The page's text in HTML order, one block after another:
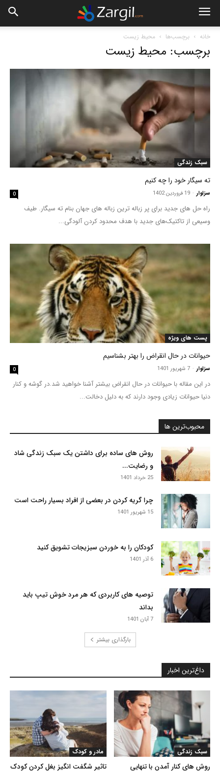
خانه برچسب‌ها محیط زیست
برچسب: محیط زیست
سبک زندگی
ته سیگار خود را چه کنیم
سزاوار - 19 فروردین 1402 0
راه حل های جدید برای پر زباله ترین زباله های جهان بنام ته سیگار. طیف
وسیعی از تاکتیک‌های جدید با هدف محدود کردن آلودگی...
پست های ویژه
حیوانات در حال انقراض را بهتر بشناسیم
سزاوار - 7 شهریور 1401 0
در این مقاله با حیوانات در حال انقراض بیشتر آشنا خواهید شد.در گوشه و کنار
دنیا حیوانات زیادی وجود دارند که به دلیل دخالت...
محبوب‌ترین ها
روش های ساده برای داشتن یک سبک زندگی شاد
و رضایت...
25 خرداد 1401
چرا گریه کردن در بعضی از افراد بسیار راحت است
15 شهریور 1401
کودکان را به خوردن سبزیجات تشویق کنید
6 آذر 1401
توصیه های کاربردی که هر مرد خوش تیپ باید
بداند
7 آبان 1401
بارگذاری بیشتر
داغ‌ترین اخبار
مادر و کودک
تاثیر شگفت انگيز بغل کردن کودک
سبک زندگی
روش های کنار آمدن با تنهایی